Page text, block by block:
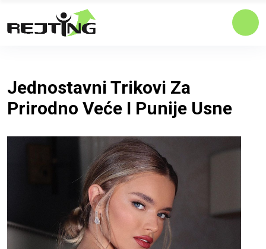
Jednostavni Trikovi Za
Prirodno Veće I Punije Usne